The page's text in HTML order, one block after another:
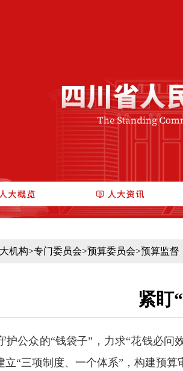
机构>专门委员会>预算委员会>预算监督
紧盯
护公众的“钱袋子”，力求“花钱必
“三项制度、一个体系”，构建预算